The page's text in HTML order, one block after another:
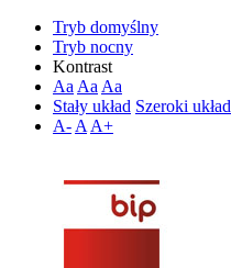
Tryb domyślny
Tryb nocny
Kontrast
Aa Aa Aa
Stały układ Szeroki układ
A- A A+